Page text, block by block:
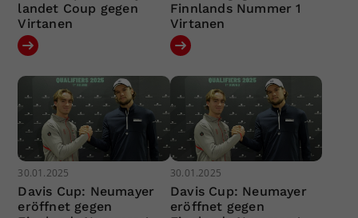
landet Coup gegen
Virtanen
Finnlands Nummer 1
Virtanen
30.01.2025
Davis Cup: Neumayer
eröffnet gegen
30.01.2025
Davis Cup: Neumayer
eröffnet gegen